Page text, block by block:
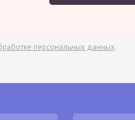
персональных данных.